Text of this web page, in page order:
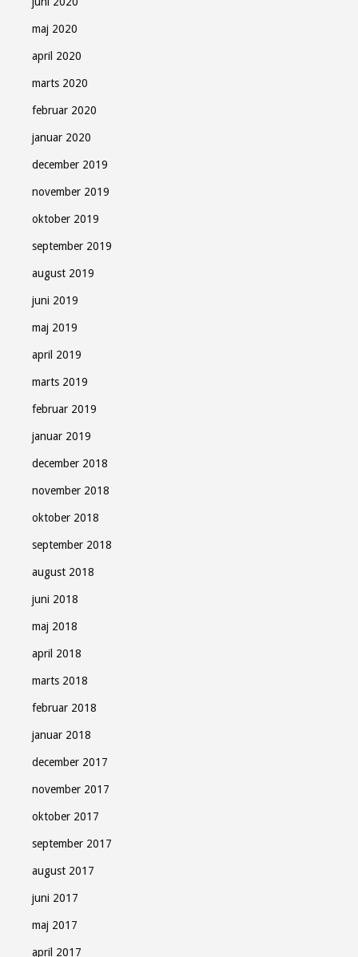
maj 2020
april 2020
marts 2020
februar 2020
januar 2020
december 2019
november 2019
oktober 2019
september 2019
august 2019
juni 2019
maj 2019
april 2019
marts 2019
februar 2019
januar 2019
december 2018
november 2018
oktober 2018
september 2018
august 2018
juni 2018
maj 2018
april 2018
marts 2018
februar 2018
januar 2018
december 2017
november 2017
oktober 2017
september 2017
august 2017
juni 2017
maj 2017
april 2017